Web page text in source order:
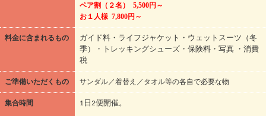
ペア割（２名） 5,500円～
お１人様 7,800円～
料金に含まれるもの
ガイド料・ライフジャケット・ウェットスーツ（冬
季）・トレッキングシューズ・保険料・写真 ・消費
税
ご準備いただくもの サンダル／着替え／タオル等の各自で必要な物
集合時間 1日2便開催。